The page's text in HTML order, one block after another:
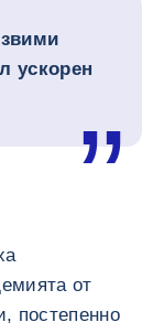
ускорен
от
постепенно